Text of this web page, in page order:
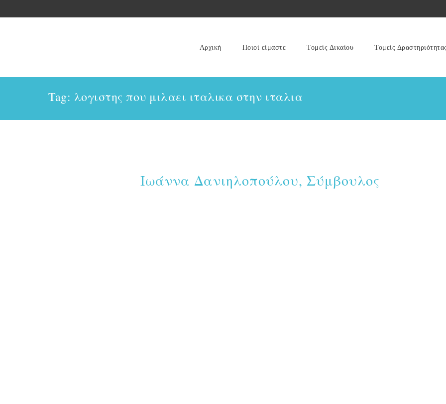
Αρχική Ποιοί είμαστε Τομείς Δικαίου Τομείς Δραστηριότητας
Tag: λογιστης που μιλαει ιταλικα στην ιταλια
Ιωάννα Δανιηλοπούλου, Σύμβουλος